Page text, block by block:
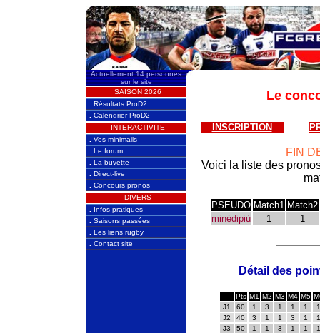
Actuellement 14 personnes
sur le site
SAISON 2026
Résultats ProD2
Calendrier ProD2
INTERACTIVITE
Vos minimails
Le forum
La buvette
Direct-live
Concours pronos
DIVERS
Infos pratiques
Saisons passées
Les liens rugby
Contact site
Le
INSCRIPTION
FIN
Voici la liste des
PSEUDO Match1 Match2
minédipiù
1 1
Détail des
Pts M1 M2 M3 M4 M5
J1
60 1 3 1 1 1
1
J2
40 3 1 1 3 1
1
J3
50 1 1 3 1 1
1